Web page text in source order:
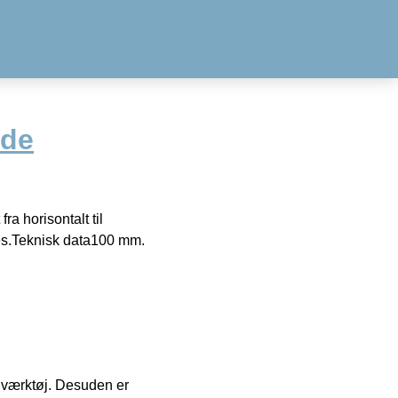
horisontalt til
data100 mm.
Desuden er